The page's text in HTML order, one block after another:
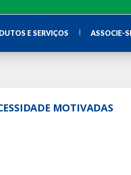
E SERVIÇOS ASSOCIE-
MOTIVADAS